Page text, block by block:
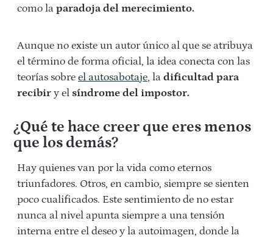
como la paradoja del merecimiento.
Aunque no existe un autor único al que se atribuya
el término de forma oficial, la idea conecta con las
teorías sobre el autosabotaje, la dificultad para
recibir y el síndrome del impostor.
¿Qué te hace creer que eres menos
que los demás?
Hay quienes van por la vida como eternos
triunfadores. Otros, en cambio, siempre se sienten
poco cualificados. Este sentimiento de no estar
nunca al nivel apunta siempre a una tensión
interna entre el deseo y la autoimagen, donde la